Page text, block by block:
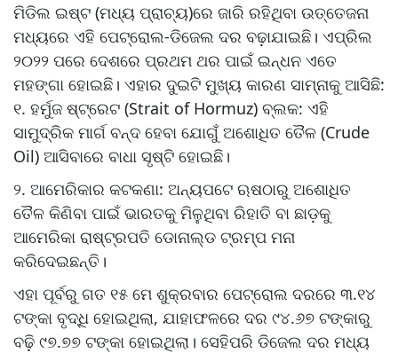
ମିଡିଲ ଇଷ୍ଟ (ମଧ୍ୟ ପ୍ରାଚ୍ୟ)ରେ ଜାରି ରହିଥିବା ଉତ୍ତେଜନା
ମଧ୍ୟରେ ଏହି ପେଟ୍ରୋଲ-ଡିଜେଲ ଦର ବଢ଼ାଯାଇଛି। ଏପ୍ରିଲ
୨୦୨୨ ପରେ ଦେଶରେ ପ୍ରଥମ ଥର ପାଇଁ ଇନ୍ଧନ ଏତେ
ମହଙ୍ଗା ହୋଇଛି। ଏହାର ଦୁଇଟି ମୁଖ୍ୟ କାରଣ ସାମ୍ନାକୁ ଆସିଛି:
୧. ହର୍ମୁଜ ଷ୍ଟ୍ରେଟ (Strait of Hormuz) ବ୍ଲକ: ଏହି
ସାମୁଦ୍ରିକ ମାର୍ଗ ବନ୍ଦ ହେବା ଯୋଗୁଁ ଅଶୋଧିତ ତୈଳ (Crude
Oil) ଆସିବାରେ ବାଧା ସୃଷ୍ଟି ହୋଇଛି।
୨. ଆମେରିକାର କଟକଣା: ଅନ୍ୟପଟେ ଋଷଠାରୁ ଅଶୋଧିତ
ତୈଳ କିଣିବା ପାଇଁ ଭାରତକୁ ମିଳୁଥିବା ରିହାତି ବା ଛାଡ଼କୁ
ଆମେରିକା ରାଷ୍ଟ୍ରପତି ଡୋନାଲ୍ଡ ଟ୍ରମ୍ପ ମନା
କରିଦେଇଛନ୍ତି।
ଏହା ପୂର୍ବରୁ ଗତ ୧୫ ମେ ଶୁକ୍ରବାର ପେଟ୍ରୋଲ ଦରରେ ୩.୧୪
ଟଙ୍କା ବୃଦ୍ଧି ହୋଇଥିଲା, ଯାହାଫଳରେ ଦର ୯୪.୬୭ ଟଙ୍କାରୁ
ବଢ଼ି ୯୭.୭୭ ଟଙ୍କା ହୋଇଥିଲା। ସେହିପରି ଡିଜେଲ ଦର ମଧ୍ୟ